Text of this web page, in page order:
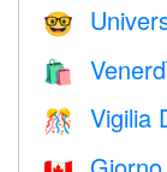
🤓
🛍
🎊 Vigilia